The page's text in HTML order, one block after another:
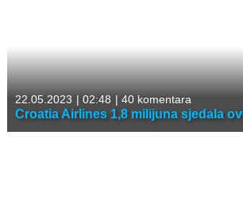
22.05.2023 | 02:48 | 40 komentara
Croatia Airlines 1,8 milijuna sjedala